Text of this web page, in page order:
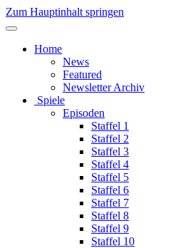
Zum Hauptinhalt springen
Home
News
Featured
Newsletter Archiv
Spiele
Episoden
Staffel 1
Staffel 2
Staffel 3
Staffel 4
Staffel 5
Staffel 6
Staffel 7
Staffel 8
Staffel 9
Staffel 10